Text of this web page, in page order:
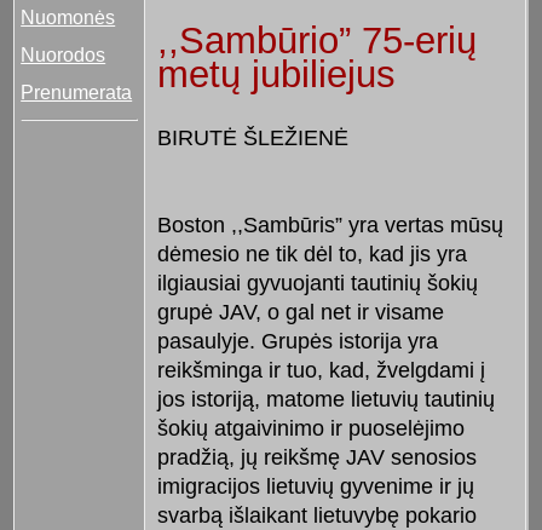
Nuomonės
Nuorodos
Prenumerata
,,Sambūrio” 75-erių
metų jubiliejus
BIRUTĖ ŠLEŽIENĖ
Boston ,,Sambūris” yra vertas mūsų
dėmesio ne tik dėl to, kad jis yra
ilgiausiai gyvuojanti tautinių šokių
grupė JAV, o gal net ir visame
pasaulyje. Grupės istorija yra
reikšminga ir tuo, kad, žvelgdami į
jos istoriją, matome lietuvių tautinių
šokių atgaivinimo ir puoselėjimo
pradžią, jų reikšmę JAV senosios
imigracijos lietuvių gyvenime ir jų
svarbą išlaikant lietuvybę pokario